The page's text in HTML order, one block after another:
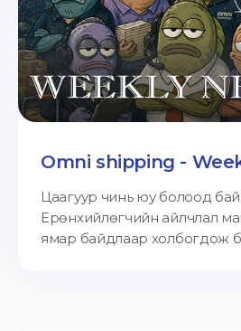
Omni shipping -
Цаагуур чинь юу болоод
Ерөнхийлөгчийн айлчлал
ямар байдлаар холбогдож